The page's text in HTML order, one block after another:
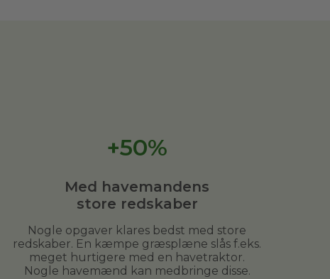
+50%
Med havemandens
store redskaber
Nogle opgaver klares bedst med store
redskaber. En kæmpe græsplæne slås f.eks.
meget hurtigere med en havetraktor.
Nogle havemænd kan medbringe disse.